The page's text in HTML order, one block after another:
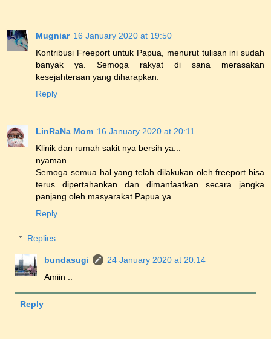
Mugniar 16 January 2020 at 19:50
Kontribusi Freeport untuk Papua, menurut tulisan ini sudah
banyak ya. Semoga rakyat di sana merasakan
kesejahteraan yang diharapkan.
Reply
LinRaNa Mom 16 January 2020 at 20:11
Klinik dan rumah sakit nya bersih ya...
nyaman..
Semoga semua hal yang telah dilakukan oleh freeport bisa
terus dipertahankan dan dimanfaatkan secara jangka
panjang oleh masyarakat Papua ya
Reply
Replies
bundasugi
24 January 2020 at 20:14
Amiin ..
Reply